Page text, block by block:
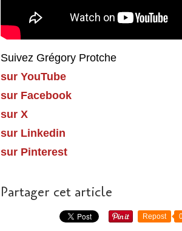
Suivez Grégory Protche
sur YouTube
sur Facebook
sur X
sur Linkedin
sur Pinterest
Partager cet article
Repost